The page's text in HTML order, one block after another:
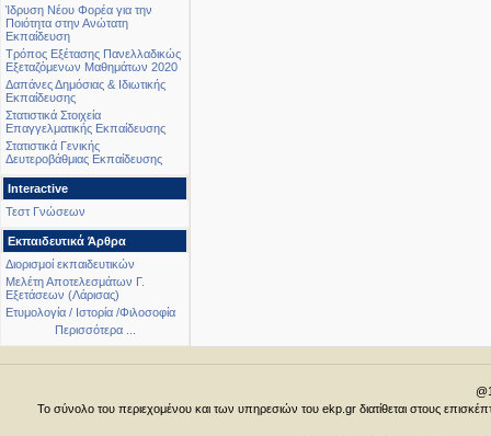
Ίδρυση Νέου Φορέα για την
Ποιότητα στην Ανώτατη
Εκπαίδευση
Τρόπος Εξέτασης Πανελλαδικώς
Εξεταζόμενων Μαθημάτων 2020
Δαπάνες Δημόσιας & Ιδιωτικής
Εκπαίδευσης
Στατιστικά Στοιχεία
Επαγγελματικής Εκπαίδευσης
Στατιστικά Γενικής
Δευτεροβάθμιας Εκπαίδευσης
Interactive
Τεστ Γνώσεων
Εκπαιδευτικά Άρθρα
Διορισμοί εκπαιδευτικών
Μελέτη Αποτελεσμάτων Γ.
Εξετάσεων (Λάρισας)
Ετυμολογία / Ιστορία /Φιλοσοφία
Περισσότερα ...
Το σύνολο του περιεχομένου και των υπηρεσιών του ekp.gr διατίθεται στους